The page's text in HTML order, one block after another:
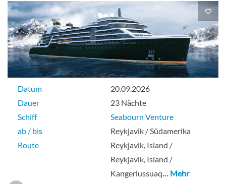
Suite
Datum
20.09.2026
Dauer
23 Nächte
Schiff
Seabourn Venture
ab / bis
Reykjavik / Südamerika
Route
Reykjavik, Island /
Reykjavik, Island /
Kangerlussuaq… Mehr